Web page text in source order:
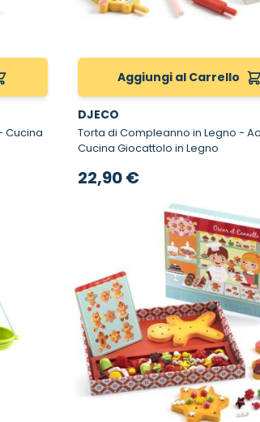
Aggiungi al Carrello
DJECO
Torta di Compleanno in Legno - Accessori
Cucina Giocattolo in Legno
22,90 €